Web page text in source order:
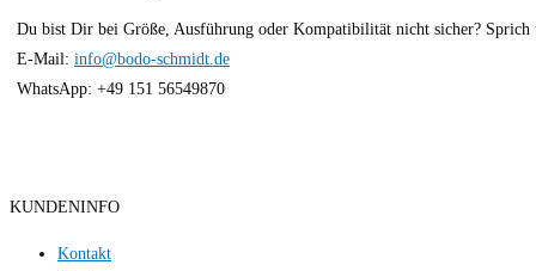
Du bist Dir bei Größe, Ausführung oder Kompatibilität nicht sicher? Sprich
E-Mail: info@bodo-schmidt.de
WhatsApp: +49 151 56549870
KUNDENINFO
Kontakt